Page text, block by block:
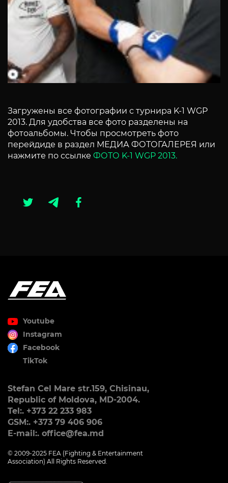
Загружены все фотографии с турнира K-1 WGP
2013. Для удобства все фото разделены на
фотоальбомы. Чтобы просмотреть фото
перейдиде в раздел МЕДИА ФОТОГАЛЕРЕЯ или
нажмите по ссылке ФОТО K-1 WGP 2013.
Youtube
Instagram
Facebook
TikTok
Stefan Cel Mare str.159, Chisinau,
Republic of Moldova, MD-2004.
Tel:. +373 22 233 983
GSM:. +373 79 406 906
E-mail:. office@fea.md
© 2009-2025 FEA (Fighting & Entertainment
Association) All Rights Reserved.